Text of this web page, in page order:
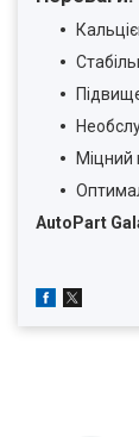
Міцний
AutoPart